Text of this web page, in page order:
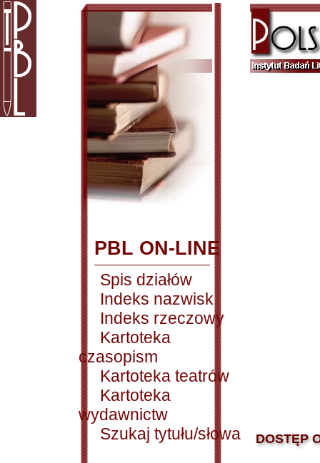
PBL ON-LINE
Spis działów
Indeks nazwisk
Indeks rzeczowy
Kartoteka
czasopism
Kartoteka teatrów
Kartoteka
wydawnictw
Szukaj tytułu/słowa
DOSTĘP